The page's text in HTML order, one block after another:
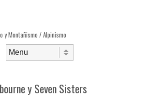
y Montañismo / Alpinismo
y Seven Sisters